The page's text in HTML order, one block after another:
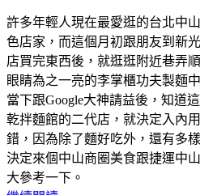
許多年輕人現在最愛逛的台北中
色店家，而這個月初跟朋友到新
店買完東西後，就逛逛附近巷弄
眼睛為之一亮的李掌櫃功夫製麵
當下跟Google大神請益後，知道
乾拌麵館的二代店，就決定入內
錯，因為除了麵好吃外，還有多
決定來個中山商圈美食跟捷運中
大參考一下。